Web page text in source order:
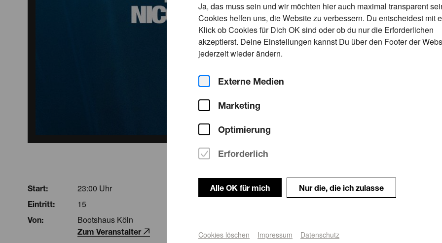
Ja, das muss sein und wir möchten hier auch maximal transparent
Cookies helfen uns, die Website zu verbessern. Du entscheidest mit
Klick ob Cookies für Dich OK sind oder ob du nur die Erforderlichen
akzeptierst. Deine Einstellungen kannst Du über den Footer der
jederzeit wieder ändern.
Externe Medien
Marketing
Optimierung
Erforderlich
Alle OK für mich Nur die, die ich zulasse
Cookies löschen Impressum Datenschutz
Start: 23:00 Uhr
Eintritt: 15
Von: Bootshaus Köln
Zum Veranstalter